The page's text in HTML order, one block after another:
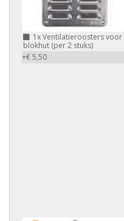
1xVentilatieroosters voor
blokhut (per 2 stuks)
+€ 5,50